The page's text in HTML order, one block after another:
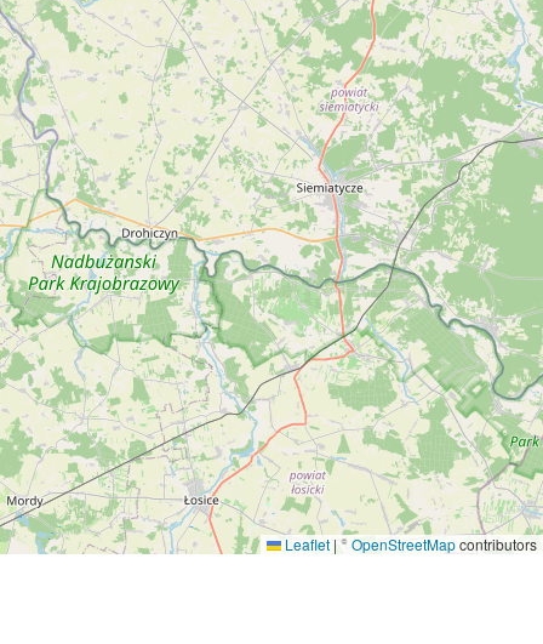
Leaflet | ©OpenStreetMapcontributors